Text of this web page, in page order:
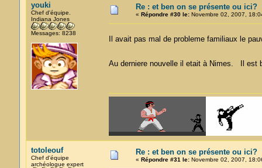
youki
Chef d'équipe.
Indiana Jones
Messages: 8238
Re : et ben on se présente ou ici?
« Répondre #30 le:Novembre 02, 2007,
Il avait pas mal de probleme familiaux le
Au derniere nouvelle il etait à Nimes. Il est
totoleouf
Chef d'équipe
archéologue expert
Re : et ben on se présente ou ici?
« Répondre #31 le:Novembre 02, 2007,